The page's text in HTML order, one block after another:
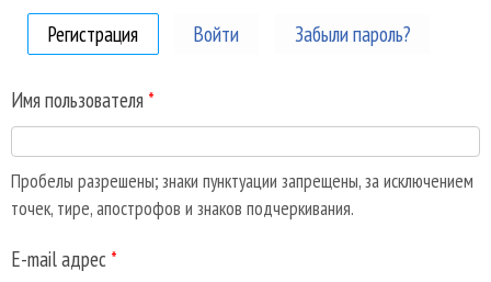
Регистрация (активная вкладка)
Войти Забыли пароль?
Имя пользователя *
Пробелы разрешены; знаки пунктуации запрещены, за исключением
точек, тире, апострофов и знаков подчеркивания.
E-mail адрес *